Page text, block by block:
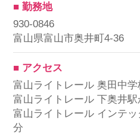
■ 勤務地
930-0846
富山県富山市奥井町4-36
■ アクセス
富山ライトレール 奥田中
富山ライトレール 下奥井
富山ライトレール インテ
分